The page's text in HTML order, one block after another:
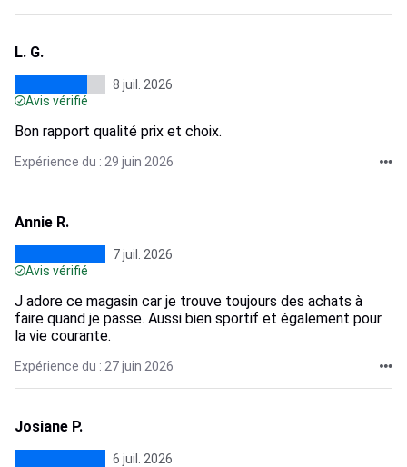
L. G.
8 juil. 2026
Avis vérifié
Bon rapport qualité prix et choix.
Expérience du : 29 juin 2026
Annie R.
7 juil. 2026
Avis vérifié
J adore ce magasin car je trouve toujours des achats à
faire quand je passe. Aussi bien sportif et également pour
la vie courante.
Expérience du : 27 juin 2026
Josiane P.
6 juil. 2026